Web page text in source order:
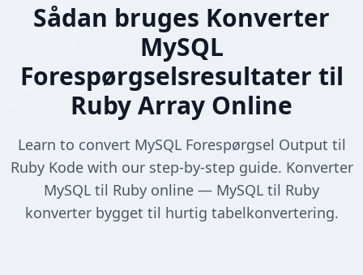
Sådan bruges Konverter
MySQL
Forespørgselsresultater til
Ruby Array Online
Learn to convert MySQL Forespørgsel Output til
Ruby Kode with our step-by-step guide. Konverter
MySQL til Ruby online — MySQL til Ruby
konverter bygget til hurtig tabelkonvertering.